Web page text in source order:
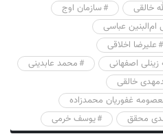
خالقی
سازمان اوج
عباسی
علیرضا اخلاقی
زینلی اصفهانی
محمد عابدینی
خالقی
غفوریان محمدزاده
محقق یوسف خرمی